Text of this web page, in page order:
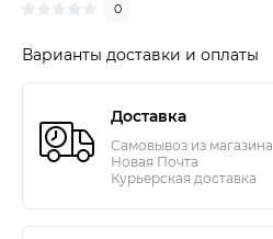
0
Варианты доставки и оплаты
Доставка
Самовывоз из магазина
Новая Почта
Курьерская доставка